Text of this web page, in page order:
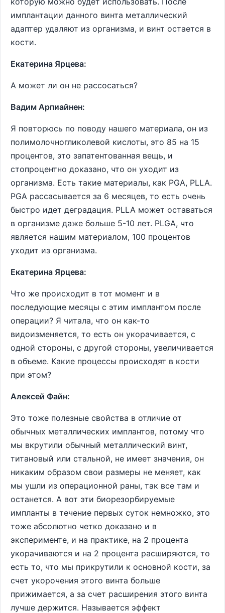
имплантации данного винта металлический
адаптер удаляют из организма, и винт остается в
кости.
Екатерина Ярцева:
А может ли он не рассосаться?
Вадим Арпиайнен:
Я повторюсь по поводу нашего материала, он из
полимолочногликолевой кислоты, это 85 на 15
процентов, это запатентованная вещь, и
стопроцентно доказано, что он уходит из
организма. Есть такие материалы, как PGA, PLLA.
PGA рассасывается за 6 месяцев, то есть очень
быстро идет деградация. PLLA может оставаться
в организме даже больше 5-10 лет. PLGA, что
является нашим материалом, 100 процентов
уходит из организма.
Екатерина Ярцева:
Что же происходит в тот момент и в
последующие месяцы с этим имплантом после
операции? Я читала, что он как-то
видоизменяется, то есть он укорачивается, с
одной стороны, с другой стороны, увеличивается
в объеме. Какие процессы происходят в кости
при этом?
Алексей Файн:
Это тоже полезные свойства в отличие от
обычных металлических имплантов, потому что
мы вкрутили обычный металлический винт,
титановый или стальной, не имеет значения, он
никаким образом свои размеры не меняет, как
мы ушли из операционной раны, так все там и
останется. А вот эти биорезорбируемые
импланты в течение первых суток немножко, это
тоже абсолютно четко доказано и в
эксперименте, и на практике, на 2 процента
укорачиваются и на 2 процента расширяются, то
есть то, что мы прикрутили к основной кости, за
счет укорочения этого винта больше
прижимается, а за счет расширения этого винта
лучше держится. Называется эффект